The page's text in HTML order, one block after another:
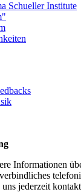
Schueller Institute
Informationen
jederzeit